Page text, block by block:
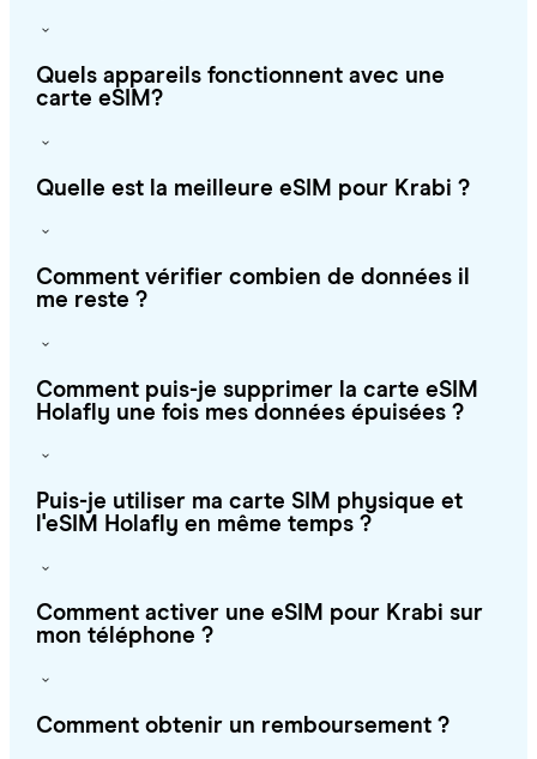
Quels appareils fonctionnent avec une
carte eSIM?
Quelle est la meilleure eSIM pour Krabi ?
Comment vérifier combien de données il
me reste ?
Comment puis-je supprimer la carte eSIM
Holafly une fois mes données épuisées ?
Puis-je utiliser ma carte SIM physique et
l'eSIM Holafly en même temps ?
Comment activer une eSIM pour Krabi sur
mon téléphone ?
Comment obtenir un remboursement ?